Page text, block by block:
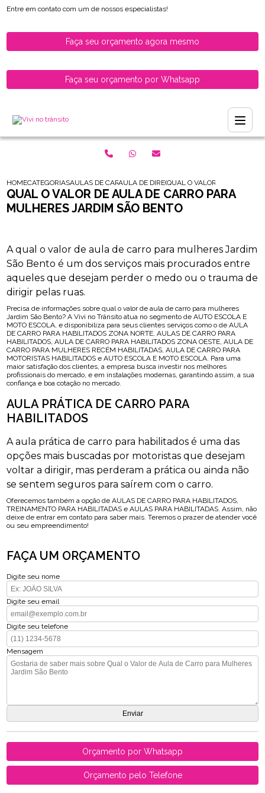
Entre em contato com um de nossos especialistas!
Faça seu orçamento agora mesmo
Faça seu orçamento por Whatsapp
HOMECATEGORIASAULAS DE CARRO PARA HABILITADOS
AULA DE DIRECAO PARA MOTORISTAS
QUAL O VALOR DE AULA DE
QUAL O VALOR DE AULA DE CARRO PARA
MULHERES JARDIM SÃO BENTO
A qual o valor de aula de carro para mulheres Jardim
São Bento é um dos serviços mais procurados entre
aqueles que desejam perder o medo ou o trauma de
dirigir pelas ruas.
Precisa de informações sobre qual o valor de aula de carro para mulheres
Jardim São Bento? A Vivi no Trânsito atua no segmento de AUTO ESCOLA E
MOTO ESCOLA, e disponibiliza para seus clientes serviços como o de AULA
DE CARRO PARA HABILITADOS ZONA NORTE, AULAS DE CARRO PARA
HABILITADOS, AULA DE CARRO PARA HABILITADOS ZONA OESTE, AULA DE
CARRO PARA MULHERES RECÉM HABILITADAS, AULA DE CARRO PARA
MOTORISTAS HABILITADOS e AUTO ESCOLA E MOTO ESCOLA. Para uma
maior satisfação dos clientes, a empresa busca investir nos melhores
profissionais do mercado, e em instalações modernas, garantindo assim, a sua
confiança e boa cotação no mercado.
AULA PRÁTICA DE CARRO PARA
HABILITADOS
A aula prática de carro para habilitados é uma das
opções mais buscadas por motoristas que desejam
voltar a dirigir, mas perderam a prática ou ainda não
se sentem seguros para saírem com o carro.
Oferecemos também a opção de AULAS DE CARRO PARA HABILITADOS,
TREINAMENTO PARA HABILITADAS e AULAS PARA HABILITADAS. Assim, não
deixe de entrar em contato para saber mais. Teremos o prazer de atender você
ou seu empreendimento!
FAÇA UM ORÇAMENTO
Digite seu nome
Digite seu email
Digite seu telefone
Mensagem
Orçamento por Whatsapp
Orçamento pelo Telefone